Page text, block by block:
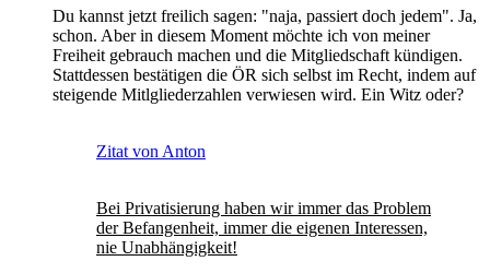
Du kannst jetzt freilich sagen: "naja, passiert doch jedem". Ja,
schon. Aber in diesem Moment möchte ich von meiner
Freiheit gebrauch machen und die Mitgliedschaft kündigen.
Stattdessen bestätigen die ÖR sich selbst im Recht, indem auf
steigende Mitlgliederzahlen verwiesen wird. Ein Witz oder?
Zitat von Anton
Bei Privatisierung haben wir immer das Problem
der Befangenheit, immer die eigenen Interessen,
nie Unabhängigkeit!